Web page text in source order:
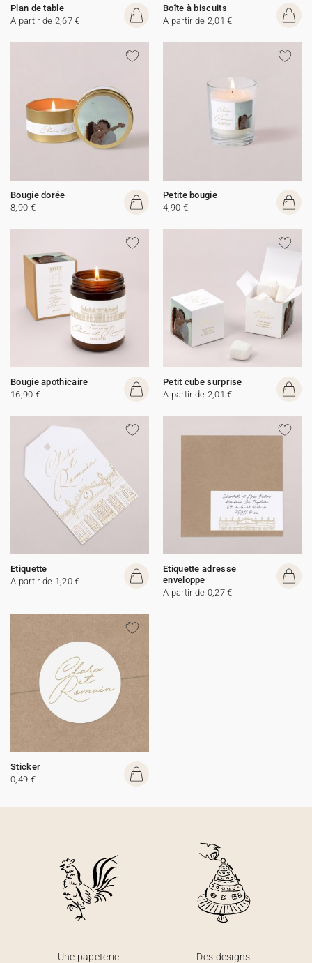
Plan de table
A partir de 2,67 €
Boîte à biscuits
A partir de 2,01 €
Bougie dorée
8,90 €
Petite bougie
4,90 €
Bougie apothicaire
16,90 €
Petit cube surprise
A partir de 2,01 €
Etiquette
A partir de 1,20 €
Etiquette adresse
enveloppe
A partir de 0,27 €
Sticker
0,49 €
Une papeterie
Des designs